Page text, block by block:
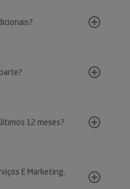
12 meses?
E Marketing,